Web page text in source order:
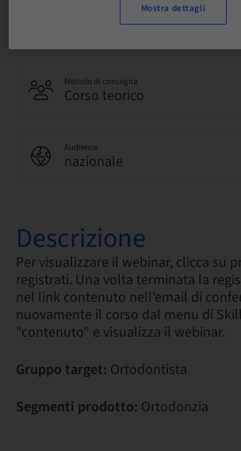
100.00 Punti
Metodo di consegna
Corso teorico
Audience
nazionale
Descrizione
Per visualizzare il webinar, clicca su
registrati. Una volta terminata la
nel link contenuto nell'email di
nuovamente il corso dal menu di
"contenuto" e visualizza il webinar.
Gruppo target: Ortodontista
Segmenti prodotto: Ortodonzia
Mostra dettagli